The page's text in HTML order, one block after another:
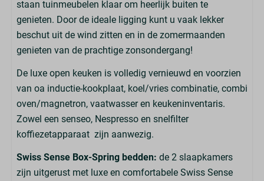
staan tuinmeubelen klaar om heerlijk buiten te
genieten. Door de ideale ligging kunt u vaak lekker
beschut uit de wind zitten en in de zomermaanden
genieten van de prachtige zonsondergang!
De luxe open keuken is volledig vernieuwd en voorzien
van oa inductie-kookplaat, koel/vries combinatie, combi
oven/magnetron, vaatwasser en keukeninventaris.
Zowel een senseo, Nespresso en snelfilter
koffiezetapparaat zijn aanwezig.
Swiss Sense Box-Spring bedden: de 2 slaapkamers
zijn uitgerust met luxe en comfortabele Swiss Sense